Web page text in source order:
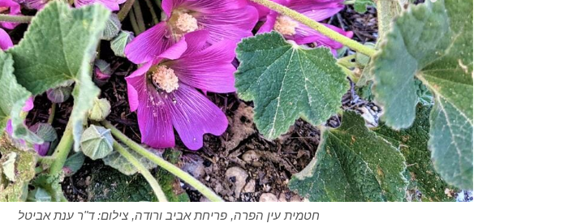
חטמית עין הפרה, פריחת אביב ורודה, צילום: ד"ר ענת אביטל